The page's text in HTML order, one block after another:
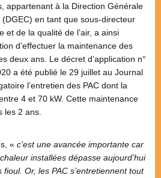
appartenant à la Direction Générale
(DGEC) en tant que sous-directeur
et de la qualité de l’air, a ainsi
d’effectuer la maintenance des
deux ans. Le décret d’application n°
a été publié le 29 juillet au Journal
l’entretien des PAC dont la
4 et 70 kW. Cette maintenance
les 2 ans.
« c’est une avancée importante car
installées dépasse aujourd’hui
Or, les PAC s’entretiennent tout